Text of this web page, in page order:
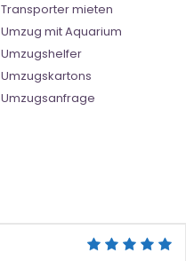
Transporter mieten
Umzug mit Aquarium
Umzugshelfer
Umzugskartons
Umzugsanfrage